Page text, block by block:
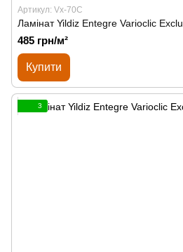
Артикул: Vx-70C
Ламінат Yildiz Entegre Varioclic
485 грн/м²
Купити
3